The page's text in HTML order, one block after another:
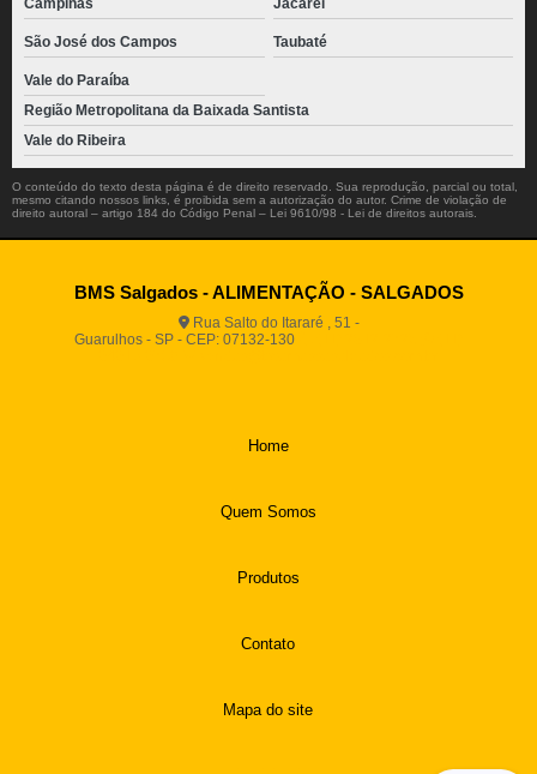
Campinas
Jacareí
São José dos Campos Taubaté
Vale do Paraíba
Região Metropolitana da Baixada Santista
Vale do Ribeira
O conteúdo do texto desta página é de direito reservado. Sua reprodução, parcial ou total,
mesmo citando nossos links, é proibida sem a autorização do autor. Crime de violação de
direito autoral – artigo 184 do Código Penal – Lei 9610/98 - Lei de direitos autorais
BMS Salgados - ALIMENTAÇÃO - SALGADOS
Rua Salto do Itararé , 51 -
Guarulhos - SP - CEP: 07132-130
Home
Quem Somos
Produtos
Contato
Mapa do site